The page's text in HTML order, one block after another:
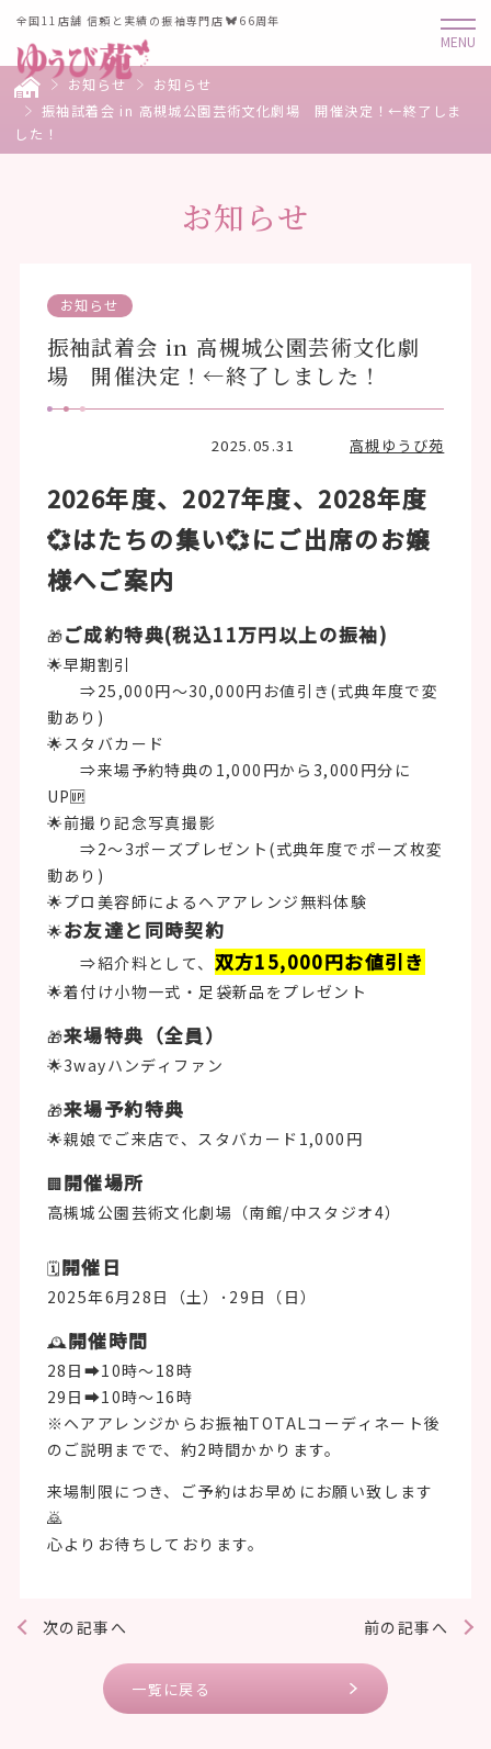
全国11店舗 信頼と実績の振袖専門店 66周年
お知らせ
お知らせ
振袖試着会 in 高槻城公園芸術文化劇場 開催決定！←終了しま
した！
お知らせ
お知らせ
振袖試着会 in 高槻城公園芸術文化劇
場 開催決定！←終了しました！
2025.05.31 高槻ゆうび苑
2026年度、2027年度、2028年度
💞はたちの集い💞にご出席のお嬢
様へご案内
🎁ご成約特典(税込11万円以上の振袖)
🌟早期割引
⇒25,000円〜30,000円お値引き(式典年度で変
動あり)
🌟スタバカード
⇒来場予約特典の1,000円から3,000円分に
UP🆙
🌟前撮り記念写真撮影
⇒2～3ポーズプレゼント(式典年度でポーズ枚変
動あり)
🌟プロ美容師によるヘアアレンジ無料体験
🌟お友達と同時契約
⇒紹介料として、 双方15,000円お値引き
🌟着付け小物一式・足袋新品をプレゼント
🎁来場特典（全員）
🌟3wayハンディファン
🎁来場予約特典
🌟親娘でご来店で、スタバカード1,000円
🏢開催場所
高槻城公園芸術文化劇場（南館/中スタジオ4）
🗓️開催日
2025年6月28日（土）･29日（日）
🕰️開催時間
28日➡️10時〜18時
29日➡️10時〜16時
※ヘアアレンジからお振袖TOTALコーディネート後
のご説明までで、約2時間かかります。
来場制限につき、ご予約はお早めにお願い致します
🙇
心よりお待ちしております。
前の記事へ
次の記事へ
一覧に戻る